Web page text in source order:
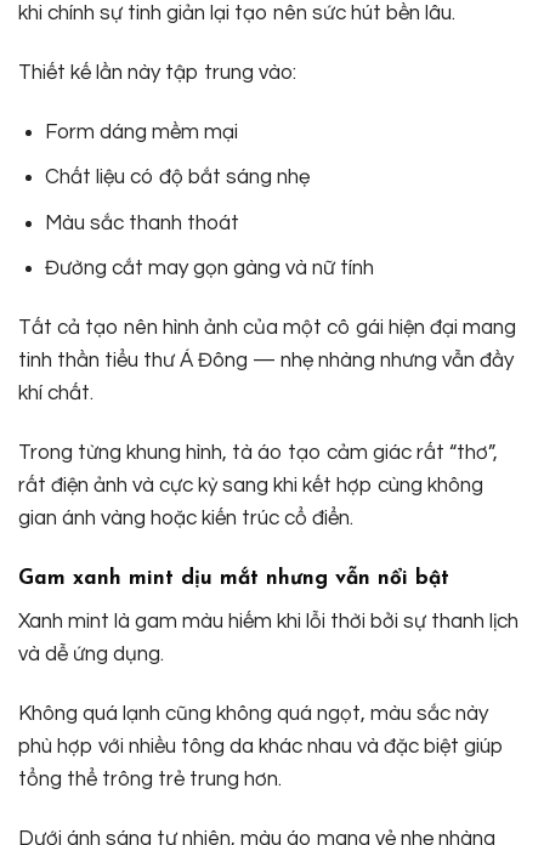
khi chính sự tinh giản lại tạo nên sức hút bền lâu.
Thiết kế lần này tập trung vào:
Form dáng mềm mại
Chất liệu có độ bắt sáng nhẹ
Màu sắc thanh thoát
Đường cắt may gọn gàng và nữ tính
Tất cả tạo nên hình ảnh của một cô gái hiện đại mang
tinh thần tiểu thư Á Đông — nhẹ nhàng nhưng vẫn đầy
khí chất.
Trong từng khung hình, tà áo tạo cảm giác rất “thơ”,
rất điện ảnh và cực kỳ sang khi kết hợp cùng không
gian ánh vàng hoặc kiến trúc cổ điển.
Gam xanh mint dịu mắt nhưng vẫn nổi bật
Xanh mint là gam màu hiếm khi lỗi thời bởi sự thanh lịch
và dễ ứng dụng.
Không quá lạnh cũng không quá ngọt, màu sắc này
phù hợp với nhiều tông da khác nhau và đặc biệt giúp
tổng thể trông trẻ trung hơn.
Dưới ánh sáng tự nhiên, màu áo mang vẻ nhẹ nhàng